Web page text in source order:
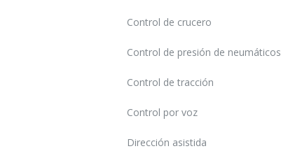
Control de crucero
Control de presión de neumáticos
Control de tracción
Control por voz
Dirección asistida